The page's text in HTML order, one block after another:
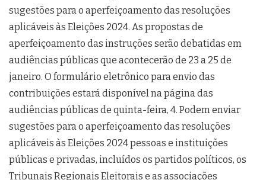
sugestões para o aperfeiçoamento das resoluções
aplicáveis às Eleições 2024. As propostas de
aperfeiçoamento das instruções serão debatidas em
audiências públicas que acontecerão de 23 a 25 de
janeiro. O formulário eletrônico para envio das
contribuições estará disponível na página das
audiências públicas de quinta-feira, 4. Podem enviar
sugestões para o aperfeiçoamento das resoluções
aplicáveis às Eleições 2024 pessoas e instituições
públicas e privadas, incluídos os partidos políticos, os
Tribunais Regionais Eleitorais e as associações